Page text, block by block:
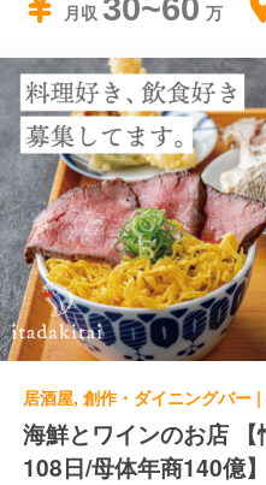
月収 30~60
海鮮とワインのお店
108日/母体年商140億】